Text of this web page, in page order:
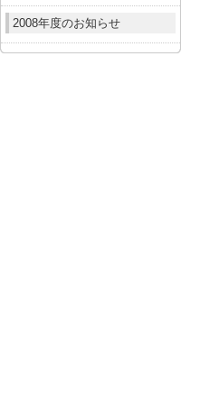
2008年度のお知らせ